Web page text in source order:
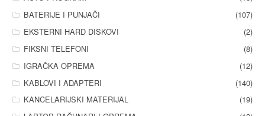
BATERIJE I PUNJAČI
(107)
EKSTERNI HARD DISKOVI
(2)
FIKSNI TELEFONI
(8)
IGRAČKA OPREMA
(12)
KABLOVI I ADAPTERI
(140)
KANCELARIJSKI MATERIJAL
(19)